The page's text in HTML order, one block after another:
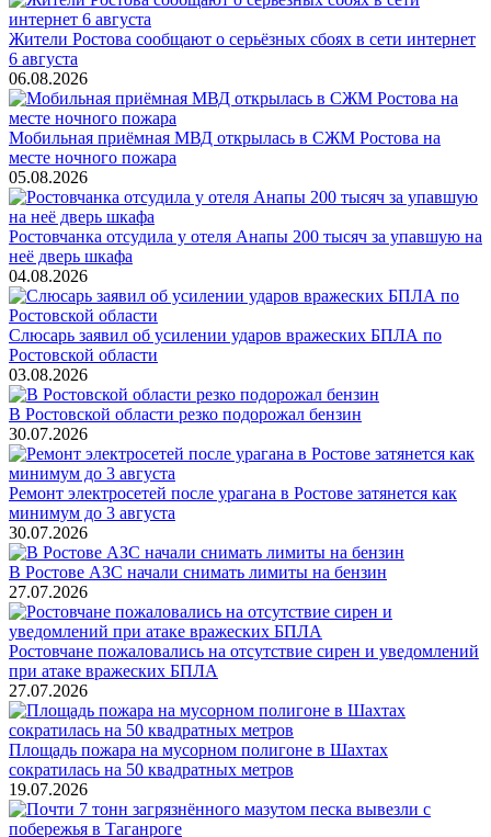
Жители Ростова сообщают о серьёзных сбоях в сети интернет
6 августа
06.08.2026
Мобильная приёмная МВД открылась в СЖМ Ростова на
месте ночного пожара
05.08.2026
Ростовчанка отсудила у отеля Анапы 200 тысяч за упавшую на
неё дверь шкафа
04.08.2026
Слюсарь заявил об усилении ударов вражеских БПЛА по
Ростовской области
03.08.2026
В Ростовской области резко подорожал бензин
30.07.2026
Ремонт электросетей после урагана в Ростове затянется как
минимум до 3 августа
30.07.2026
В Ростове АЗС начали снимать лимиты на бензин
27.07.2026
Ростовчане пожаловались на отсутствие сирен и уведомлений
при атаке вражеских БПЛА
27.07.2026
Площадь пожара на мусорном полигоне в Шахтах
сократилась на 50 квадратных метров
19.07.2026